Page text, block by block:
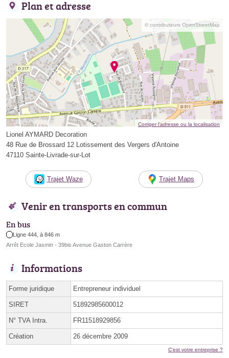
Plan et adresse
© contributeurs OpenStreetMap
Corriger l’adresse ou la localisation
Lionel AYMARD Decoration
48 Rue de Brossard 12 Lotissement des Vergers d'Antoine
47110 Sainte-Livrade-sur-Lot
Trajet Waze Trajet Maps
Venir en transports en commun
En bus
Ligne 444, à 846 m
Arrêt Ecole Jasmin - 39bis Avenue Gaston Carrère
Informations
Forme juridique Entrepreneur individuel
SIRET 51892985600012
N° TVA Intra. FR11518929856
Création 26 décembre 2009
C'est votre entreprise ?